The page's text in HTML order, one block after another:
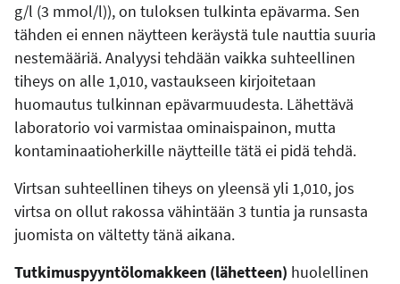
g/l (3 mmol/l)), on tuloksen tulkinta epävarma. Sen
tähden ei ennen näytteen keräystä tule nauttia suuria
nestemääriä. Analyysi tehdään vaikka suhteellinen
tiheys on alle 1,010, vastaukseen kirjoitetaan
huomautus tulkinnan epävarmuudesta. Lähettävä
laboratorio voi varmistaa ominaispainon, mutta
kontaminaatioherkille näytteille tätä ei pidä tehdä.
Virtsan suhteellinen tiheys on yleensä yli 1,010, jos
virtsa on ollut rakossa vähintään 3 tuntia ja runsasta
juomista on vältetty tänä aikana.
Tutkimuspyyntölomakkeen (lähetteen) huolellinen